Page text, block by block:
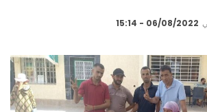
06/08/2022 - 15:14